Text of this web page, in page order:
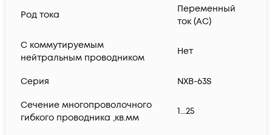
Род тока
Переменный
ток (AC)
С коммутируемым
нейтральным проводником
Нет
Серия NXB-63S
Сечение многопроволочного
гибкого проводника ,кв.мм
1...25